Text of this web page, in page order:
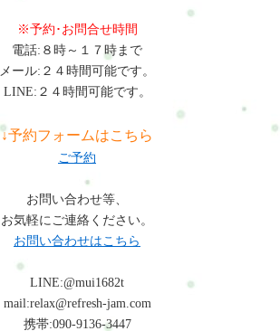
※予約･お問合せ時間
電話:８時～１７時まで
メール:２４時間可能です。
LINE:２４時間可能です。
↓予約フォームはこちら
ご予約
お問い合わせ等、
お気軽にご連絡ください。
お問い合わせはこちら
LINE:@mui1682t
mail:relax@refresh-jam.com
携帯:090-9136-3447